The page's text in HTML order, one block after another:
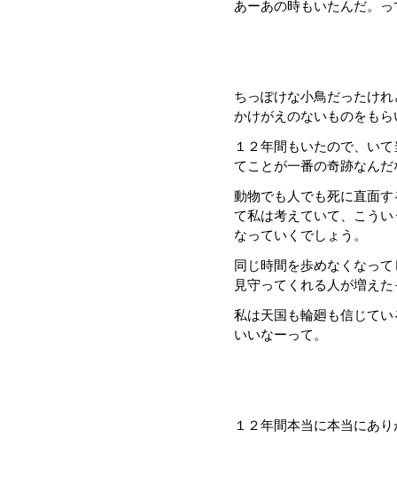
あーあの時もいたんだ。っ
ちっぽけな小鳥だったけ
かけがえのないものをも
１２年間もいたので、い
てことが一番の奇跡なん
動物でも人でも死に直面
て私は考えていて、こう
なっていくでしょう。
同じ時間を歩めなくなっ
見守ってくれる人が増え
私は天国も輪廻も信じて
いいなーって。
１２年間本当に本当にあ